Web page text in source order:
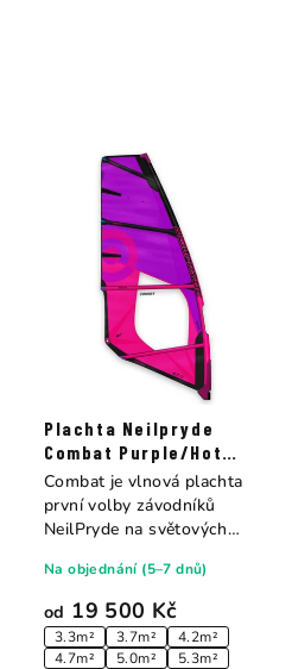
Plachta Neilpryde
Combat Purple/Hot
Pink
od 19 500 Kč
3.3m² 3.7m²
4.2m²
4.7m²
5.0m² 5.3m²
Na objednání (5–7 dnů)
Combat je vlnová plachta
první volby závodníků
NeilPryde na světových